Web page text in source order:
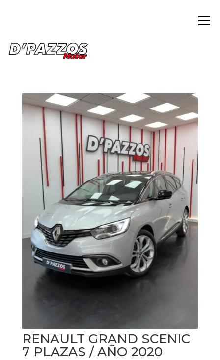
RENAULT GRAND SCENIC
7 PLAZAS / AÑO 2020